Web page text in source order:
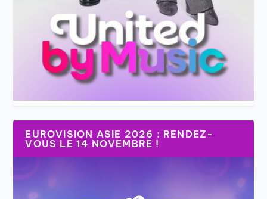
EUROVISION ASIE 2026 : RENDEZ-
VOUS LE 14 NOVEMBRE !